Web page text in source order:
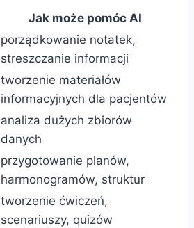
Jak może pomóc AI
porządkowanie notatek,
streszczanie informacji
tworzenie materiałów
informacyjnych dla pacjentów
analiza dużych zbiorów
danych
przygotowanie planów,
harmonogramów, struktur
tworzenie ćwiczeń,
scenariuszy, quizów